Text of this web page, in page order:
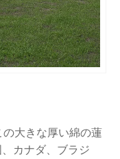
大きな厚い綿の蓮
カナダ、ブラジ